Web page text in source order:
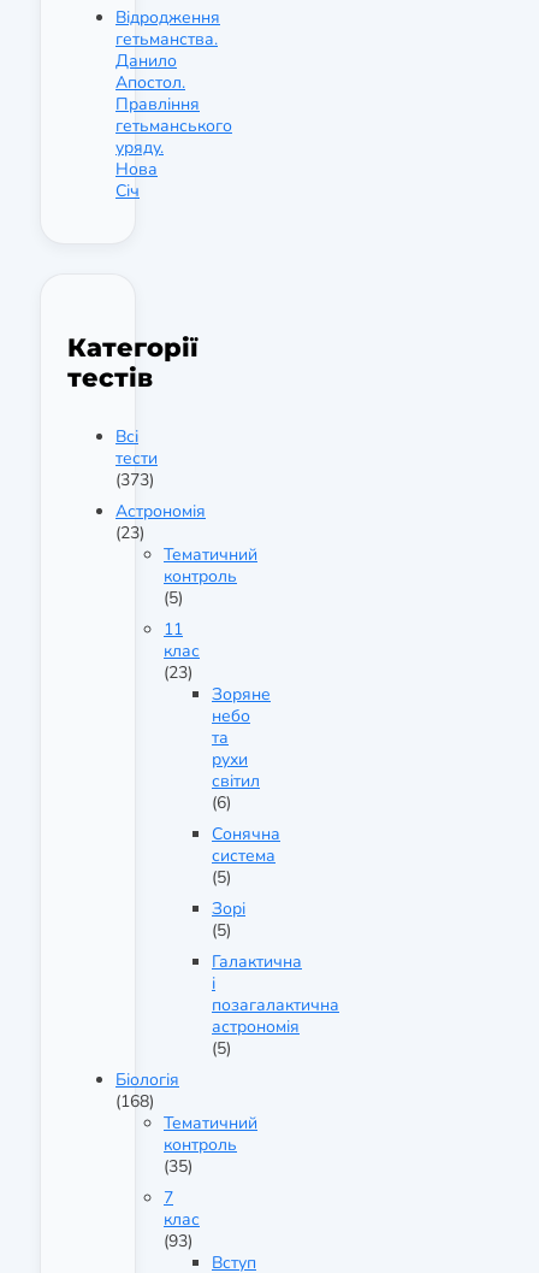
Відродження
гетьманства.
Данило
Апостол.
Правління
гетьманського
уряду.
Нова
Січ
Категорії
тестів
Всі
тести
(373)
Астрономія
(23)
Тематичний
контроль
(5)
11
клас
(23)
Зоряне
небо
та
рухи
світил
(6)
Сонячна
система
(5)
Зорі
(5)
Галактична
і
позагалактична
астрономія
(5)
Біологія
(168)
Тематичний
контроль
(35)
7
клас
(93)
Вступ